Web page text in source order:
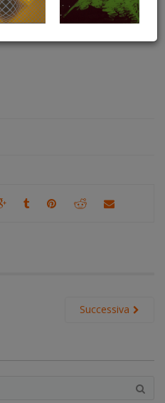
Successiva